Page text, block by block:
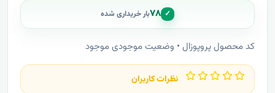
✓ ۷۸بار خریداری شده
کد محصول پروپوزال • وضعیت موجودی موجود
نظرات کاربران